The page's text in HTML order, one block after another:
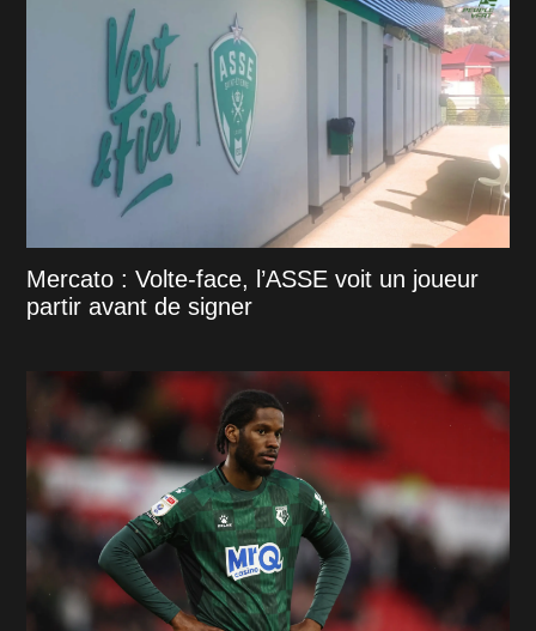
Mercato : Volte-face, l’ASSE voit un joueur
partir avant de signer